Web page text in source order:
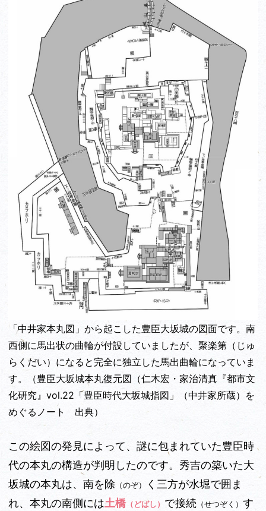
「中井家本丸図」から起こした豊臣大坂城の図面です。南
西側に馬出状の曲輪が付設していましたが、聚楽第（じゅ
らくだい）になると完全に独立した馬出曲輪になっていま
す。（豊臣大坂城本丸復元図（仁木宏・家治清真『都市文
化研究』vol.22「豊臣時代大坂城指図」（中井家所蔵）を
めぐるノート 出典）
この絵図の発見によって、謎に包まれていた豊臣時
代の本丸の構造が判明したのです。秀吉の築いた大
坂城の本丸は、南を除 （のぞ）
く三方が水堀で囲ま
れ、本丸の南側には土橋（どばし） で接続 （せつぞく） す